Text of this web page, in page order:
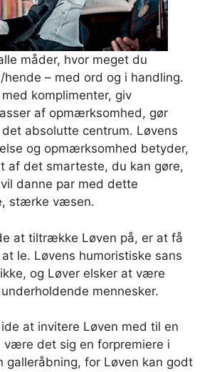
måder, hvor meget du
hende – med ord og i handling.
komplimenter, giv
af opmærksomhed, gør
absolutte centrum. Løvens
og opmærksomhed betyder,
af det smarteste, du kan gøre,
danne par med dette
stærke væsen.
at tiltrække Løven på, er at få
le. Løvens humoristiske sans
og Løver elsker at være
mennesker.
at invitere Løven med til en
være det sig en forpremiere i
galleråbning, for Løven kan godt